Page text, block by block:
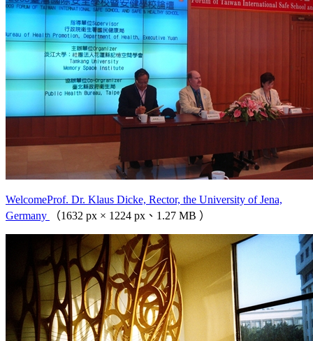
WelcomeProf. Dr. Klaus Dicke, Rector, the University of Jena,
Germany
（1632 px × 1224 px、1.27 MB ）